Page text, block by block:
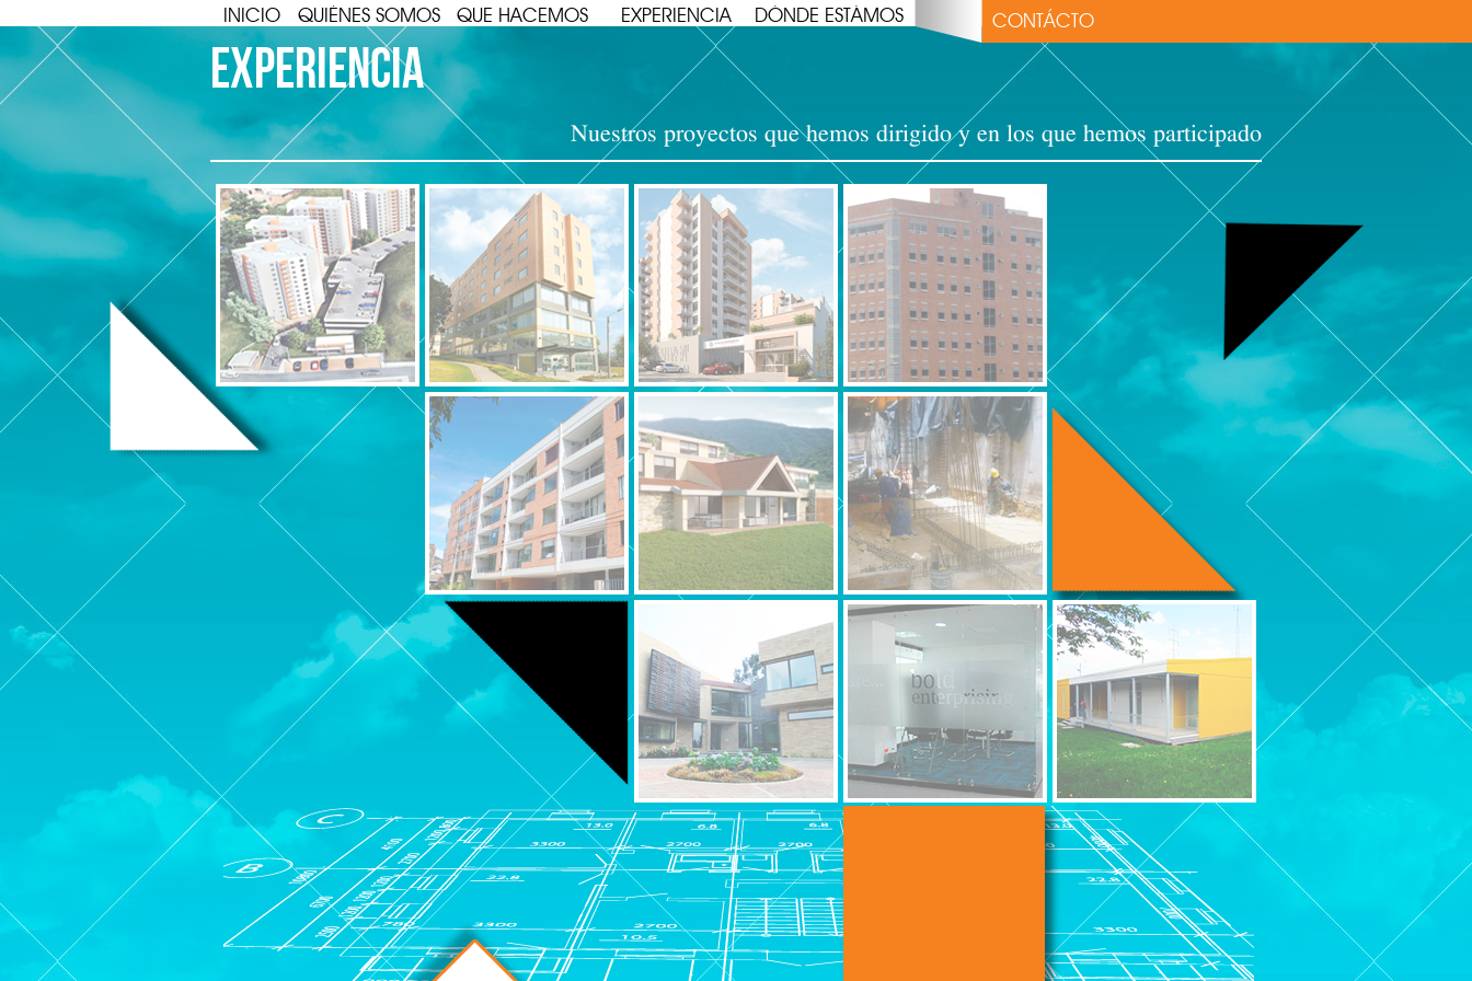
INICIO QUIÉNES SOMOS QUE HACEMOS EXPERIENCIA DÓNDE ESTÁMOS CONTÁCTO
EXPERIENCIA
Nuestros proyectos que hemos dirigido y en los que hemos participado
Altos
de
Santa
Ines
Duitama
Boyacá.
PROYECTO
BEST
WESTERN
DUITAMA
NIVARI
HOTEL
PROYECTO
ALTOS
DE
MONTEARROYO
PROYECTO
TORRE
EMPRESARIAL
NAVARRA
PROYECTO
MALECON
DE
LOS
MOLINOS
DISEÑOS
CASA
EN
TENJO
(CUNDINAMARCA)
PROYECTO
CENTRO
COMERCIAL
LA
OCASION
CAJA
EN
TENJO
CUNDINAMARCA
ADECUACIÓN
OFICINAS
MULTINACIONAL
OTTOBOCK
AULAS
MODULARES